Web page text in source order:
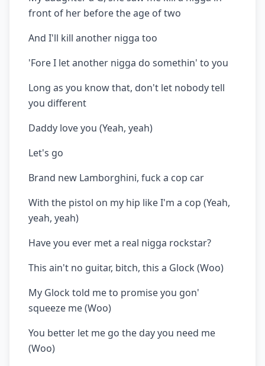
front of her before the age of two
And I'll kill another nigga too
'Fore I let another nigga do somethin' to you
Long as you know that, don't let nobody tell
you different
Daddy love you (Yeah, yeah)
Let's go
Brand new Lamborghini, fuck a cop car
With the pistol on my hip like I'm a cop (Yeah,
yeah, yeah)
Have you ever met a real nigga rockstar?
This ain't no guitar, bitch, this a Glock (Woo)
My Glock told me to promise you gon'
squeeze me (Woo)
You better let me go the day you need me
(Woo)